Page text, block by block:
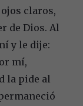
claros,
de Dios. Al
y le dije:
mí,
la pide al